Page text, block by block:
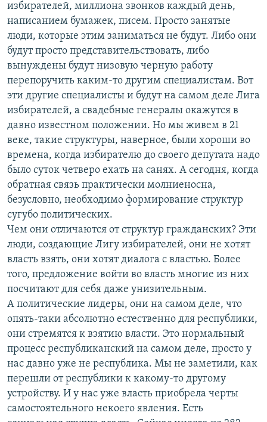
избирателей, миллиона звонков каждый день,
написанием бумажек, писем. Просто занятые
люди, которые этим заниматься не будут. Либо они
будут просто представительствовать, либо
вынуждены будут низовую черную работу
перепоручить каким-то другим специалистам. Вот
эти другие специалисты и будут на самом деле Лига
избирателей, а свадебные генералы окажутся в
давно известном положении. Но мы живем в 21
веке, такие структуры, наверное, были хороши во
времена, когда избирателю до своего депутата надо
было суток четверо ехать на санях. А сегодня, когда
обратная связь практически молниеносна,
безусловно, необходимо формирование структур
сугубо политических.
Чем они отличаются от структур гражданских? Эти
люди, создающие Лигу избирателей, они не хотят
власть взять, они хотят диалога с властью. Более
того, предложение войти во власть многие из них
посчитают для себя даже унизительным.
А политические лидеры, они на самом деле, что
опять-таки абсолютно естественно для республики,
они стремятся к взятию власти. Это нормальный
процесс республиканский на самом деле, просто у
нас давно уже не республика. Мы не заметили, как
перешли от республики к какому-то другому
устройству. И у нас уже власть приобрела черты
самостоятельного некоего явления. Есть